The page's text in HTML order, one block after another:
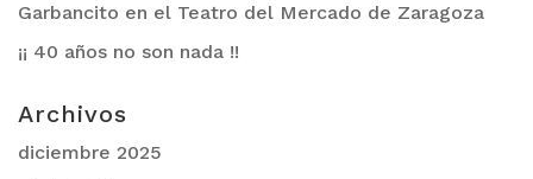
Garbancito en el Teatro del Mercado de Zaragoza
¡¡ 40 años no son nada !!
Archivos
diciembre 2025